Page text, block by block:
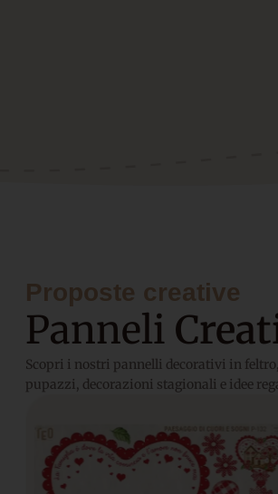
Proposte creative
Panneli
Scopri i nostri pannelli decorativi in
pupazzi, decorazioni stagionali e idee